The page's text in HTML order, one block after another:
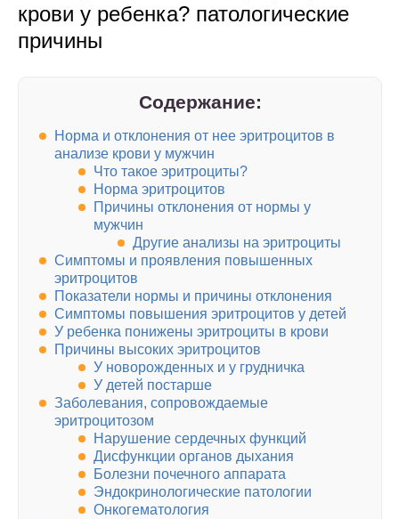
крови у ребенка? патологические
причины
Содержание:
Норма и отклонения от нее эритроцитов в
анализе крови у мужчин
Что такое эритроциты?
Норма эритроцитов
Причины отклонения от нормы у
мужчин
Другие анализы на эритроциты
Симптомы и проявления повышенных
эритроцитов
Показатели нормы и причины отклонения
Симптомы повышения эритроцитов у детей
У ребенка понижены эритроциты в крови
Причины высоких эритроцитов
У новорожденных и у грудничка
У детей постарше
Заболевания, сопровождаемые
эритроцитозом
Нарушение сердечных функций
Дисфункции органов дыхания
Болезни почечного аппарата
Эндокринологические патологии
Онкогематология